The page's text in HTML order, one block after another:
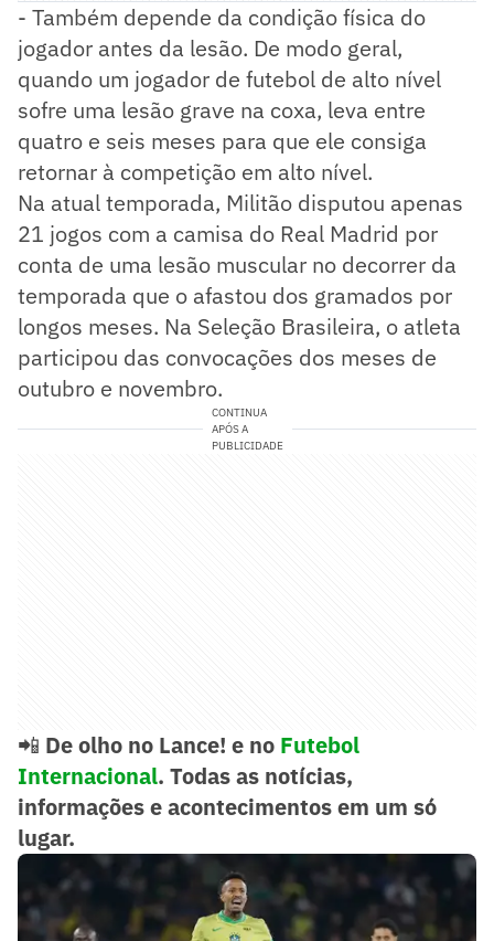
- Também depende da condição física do
jogador antes da lesão. De modo geral,
quando um jogador de futebol de alto nível
sofre uma lesão grave na coxa, leva entre
quatro e seis meses para que ele consiga
retornar à competição em alto nível.
Na atual temporada, Militão disputou apenas
21 jogos com a camisa do Real Madrid por
conta de uma lesão muscular no decorrer da
temporada que o afastou dos gramados por
longos meses. Na Seleção Brasileira, o atleta
participou das convocações dos meses de
outubro e novembro.
CONTINUA
APÓS A
PUBLICIDADE
📲 De olho no Lance! e no Futebol
Internacional. Todas as notícias,
informações e acontecimentos em um só
lugar.